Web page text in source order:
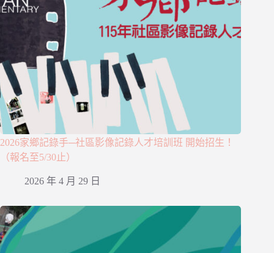
2026家鄉記錄手─社區影像記錄人才培訓班 開始招生！
（報名至5/30止）
2026 年 4 月 29 日